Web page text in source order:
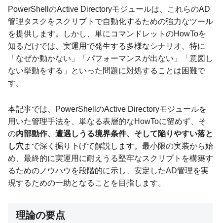
PowerShellのActive Directoryモジュールは、これらのAD
管理タスクをスクリプトで自動化するための強力なツール
を提供します。しかし、単にコマンドレットのHowToを
知るだけでは、実運用で発生する多様なシナリオ、特に
「なぜか動かない」「パフォーマンスが出ない」「意図し
ない挙動をする」といった問題に対処することは困難で
す。
本記事では、PowerShellのActive Directoryモジュールを
用いた管理手法を、単なる表層的なHowToに留めず、そ
の内部動作、遭遇しうる境界条件、そして陥りやすい落と
し穴まで深く掘り下げて解説します。最小限の実装から始
め、最終的に実運用に耐えうる堅牢なスクリプトを構築す
るためのノウハウを段階的に示し、安定したAD管理を実
現するための一助となることを目指します。
理論の要点